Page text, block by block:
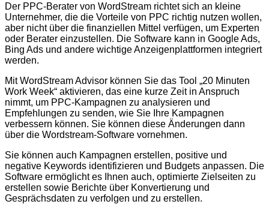
Der PPC-Berater von WordStream richtet sich an kleine
Unternehmer, die die Vorteile von PPC richtig nutzen wollen,
aber nicht über die finanziellen Mittel verfügen, um Experten
oder Berater einzustellen. Die Software kann in Google Ads,
Bing Ads und andere wichtige Anzeigenplattformen integriert
werden.
Mit WordStream Advisor können Sie das Tool „20 Minuten
Work Week“ aktivieren, das eine kurze Zeit in Anspruch
nimmt, um PPC-Kampagnen zu analysieren und
Empfehlungen zu senden, wie Sie Ihre Kampagnen
verbessern können. Sie können diese Änderungen dann
über die Wordstream-Software vornehmen.
Sie können auch Kampagnen erstellen, positive und
negative Keywords identifizieren und Budgets anpassen. Die
Software ermöglicht es Ihnen auch, optimierte Zielseiten zu
erstellen sowie Berichte über Konvertierung und
Gesprächsdaten zu verfolgen und zu erstellen.